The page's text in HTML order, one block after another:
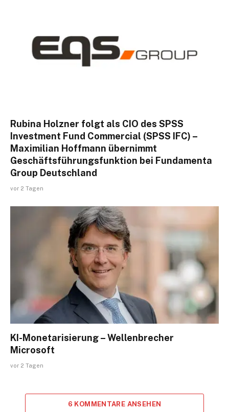
Rubina Holzner folgt als CIO des SPSS
Investment Fund Commercial (SPSS IFC) –
Maximilian Hoffmann übernimmt
Geschäftsführungsfunktion bei Fundamenta
Group Deutschland
vor 2 Tagen
KI-Monetarisierung – Wellenbrecher
Microsoft
vor 2 Tagen
6 KOMMENTARE ANSEHEN